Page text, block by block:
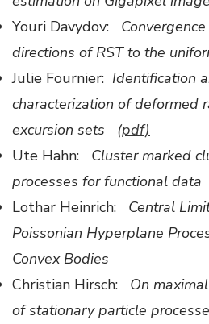
Youri Davydov:
directions of RST to the
Julie Fournier: Identification
characterization of deformed
excursion sets (pdf)
Ute Hahn:
Cluster marked
processes for functional data
Lothar Heinrich: Central
Poissonian Hyperplane
Convex Bodies
Christian Hirsch: On
of stationary particle